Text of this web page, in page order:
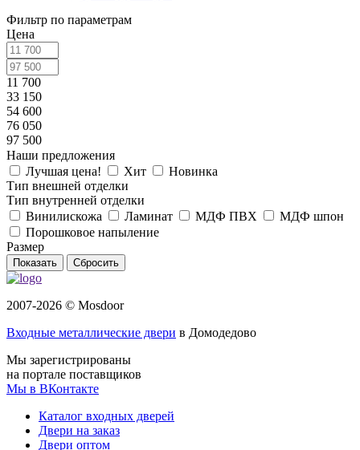
Фильтр по параметрам
Цена
11 700
33 150
54 600
76 050
97 500
Наши предложения
Лучшая цена!
Хит
Новинка
Тип внешней отделки
Тип внутренней отделки
Винилискожа
Ламинат МДФ ПВХ
МДФ шпон
Порошковое напыление
Размер
Сбросить
2007-2026 © Mosdoor
Входные металлические двери в Домодедово
Мы зарегистрированы
на портале поставщиков
Мы в ВКонтакте
Каталог входных дверей
Двери на заказ
Двери оптом